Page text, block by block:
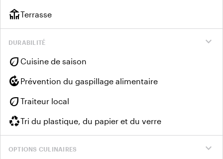
deckTerrasse
expand_more
DURABILITÉ
eco Cuisine de saison
compost Prévention du gaspillage alimentaire
eco Traiteur local
recyclingTri du plastique, du papier et du verre
expand_more
OPTIONS CULINAIRES